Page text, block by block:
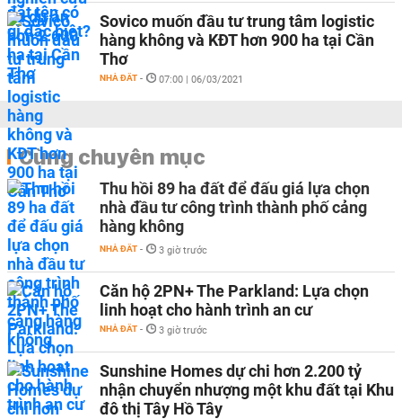
Sovico muốn đầu tư trung tâm logistic
hàng không và KĐT hơn 900 ha tại Cần
Thơ
NHÀ ĐẤT - 07:00 | 06/03/2021
Cùng chuyên mục
Thu hồi 89 ha đất để đấu giá lựa chọn
nhà đầu tư công trình thành phố cảng
hàng không
NHÀ ĐẤT - 3 giờ trước
Căn hộ 2PN+ The Parkland: Lựa chọn
linh hoạt cho hành trình an cư
NHÀ ĐẤT - 3 giờ trước
Sunshine Homes dự chi hơn 2.200 tỷ
nhận chuyển nhượng một khu đất tại Khu
đô thị Tây Hồ Tây